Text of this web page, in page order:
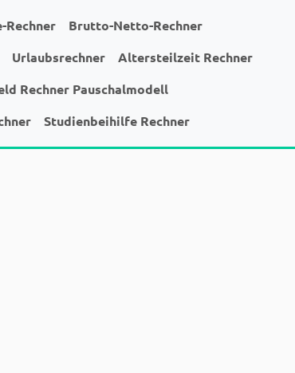
Rechner
Brutto-Netto-Rechner
Urlaubsrechner
Altersteilzeit Rechner
Rechner Pauschalmodell
Studienbeihilfe Rechner